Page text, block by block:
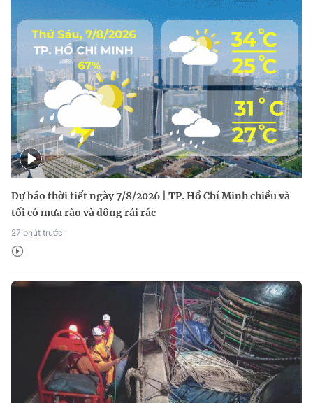
Dự báo thời tiết ngày 7/8/2026 | TP. Hồ Chí Minh chiều và
tối có mưa rào và dông rải rác
27 phút trước